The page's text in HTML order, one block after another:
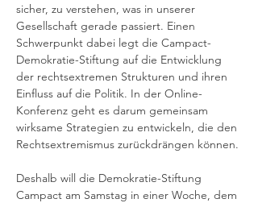
sicher, zu verstehen, was in unserer
Gesellschaft gerade passiert. Einen
Schwerpunkt dabei legt die Campact-
Demokratie-Stiftung auf die Entwicklung
der rechtsextremen Strukturen und ihren
Einfluss auf die Politik. In der Online-
Konferenz geht es darum gemeinsam
wirksame Strategien zu entwickeln, die den
Rechtsextremismus zurückdrängen können.
Deshalb will die Demokratie-Stiftung
Campact am Samstag in einer Woche, dem